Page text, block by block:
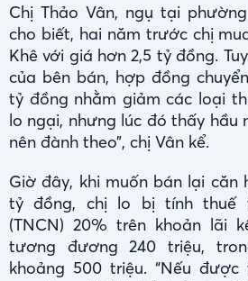
Chị Thảo Vân, ngụ tại
cho biết, hai năm trước chị
Khê với giá hơn 2,5 tỷ đồng.
của bên bán, hợp đồng
tỷ đồng nhằm giảm các loại
lo ngại, nhưng lúc đó thấy hầu
nên đành theo”, chị Vân kể.
Giờ đây, khi muốn bán lại căn
tỷ đồng, chị lo bị tính thuế
(TNCN) 20% trên khoản lãi
tương đương 240 triệu,
khoảng 500 triệu. “Nếu